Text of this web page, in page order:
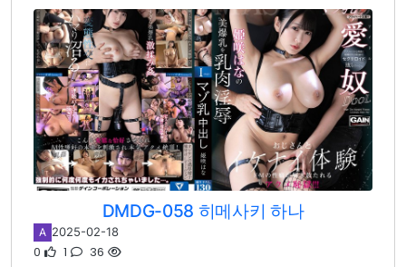
DMDG-058 히메사키 하나
A 2025-02-18
0 1 36